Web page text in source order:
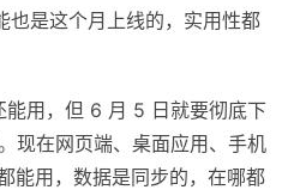
也是这个月上线的，实用性都
用，但 6 月 5 日就要彻底下
现在网页端、桌面应用、手机
能用，数据是同步的，在哪都